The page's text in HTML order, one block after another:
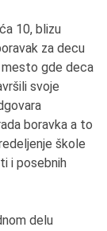
10, blizu
za decu
mesto gde deca
svoje
boravka a to
škole
i posebnih
delu